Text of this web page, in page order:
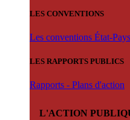
LES CONVENTIONS
Les conventions État-Pays
LES RAPPORTS PUBLICS
Rapports - Plans d'action
L'ACTION